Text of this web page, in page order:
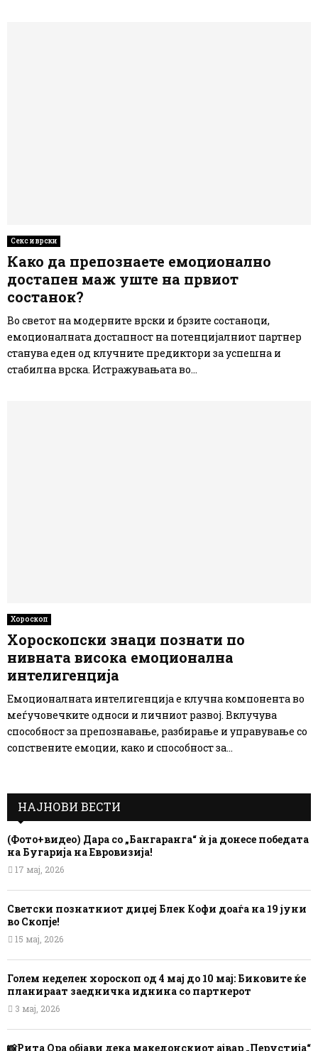
Секс и врски
Како да препознаете емоционално
достапен маж уште на првиот
состанок?
Во светот на модерните врски и брзите состаноци,
емоционалната достапност на потенцијалниот партнер
станува еден од клучните предиктори за успешна и
стабилна врска. Истражувањата во...
Хороскоп
Хороскопски знаци познати по
нивната висока емоционална
интелигенција
Емоционалната интелигенција е клучна компонента во
меѓучовечките односи и личниот развој. Вклучува
способност за препознавање, разбирање и управување со
сопствените емоции, како и способност за...
НАЈНОВИ ВЕСТИ
(Фото+видео) Дара со „Бангаранга“ ѝ ја донесе победата
на Бугарија на Евровизија!
17 мај, 2026
Светски познатниот диџеј Блек Кофи доаѓа на 19 јуни
во Скопје!
15 мај, 2026
Голем неделен хороскоп од 4 мај до 10 мај: Биковите ќе
планираат заедничка иднина со партнерот
3 мај, 2026
📸Рита Ора објави дека македонскиот ајвар „Перустија“